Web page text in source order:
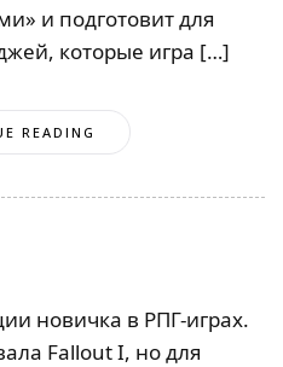
и подготовит для
которые игра […]
READING
новичка в РПГ-играх.
Fallout I, но для